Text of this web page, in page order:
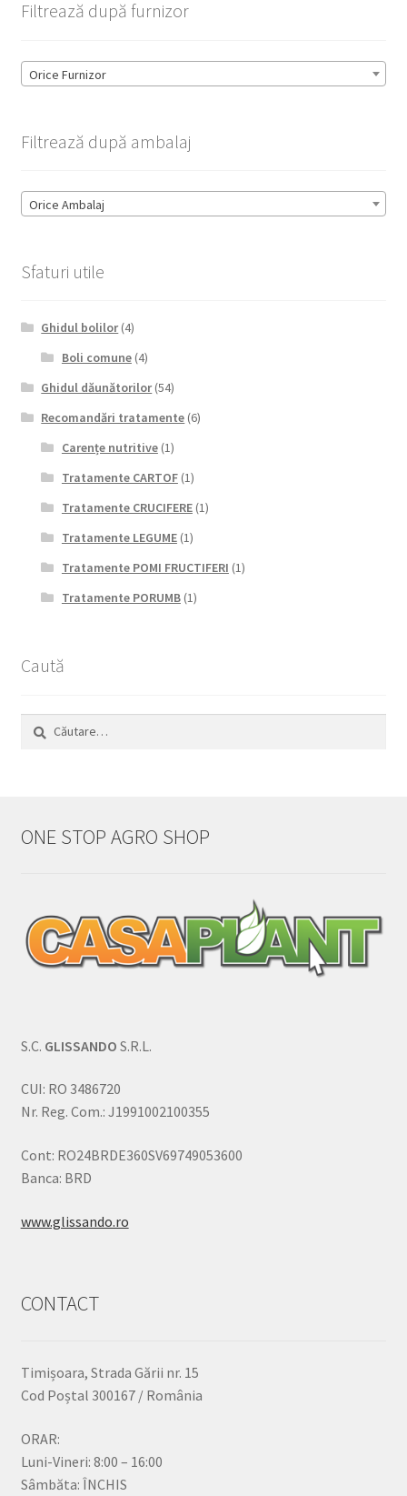
Filtrează după furnizor
Orice Furnizor
Filtrează după ambalaj
Orice Ambalaj
Sfaturi utile
Ghidul bolilor(4)
Boli comune(4)
Ghidul dăunătorilor(54)
Recomandări tratamente (6)
Carențe nutritive(1)
Tratamente CARTOF(1)
Tratamente CRUCIFERE(1)
Tratamente LEGUME(1)
Tratamente POMI FRUCTIFERI (1)
Tratamente PORUMB(1)
Caută
Caută
ONE STOP AGRO SHOP
S.C. GLISSANDO S.R.L.
CUI: RO 3486720
Nr. Reg. Com.: J1991002100355
Cont: RO24BRDE360SV69749053600
Banca: BRD
www.glissando.ro
CONTACT
Timișoara, Strada Gării nr. 15
Cod Poștal 300167 / România
ORAR:
Luni-Vineri: 8:00 – 16:00
Sâmbăta: ÎNCHIS